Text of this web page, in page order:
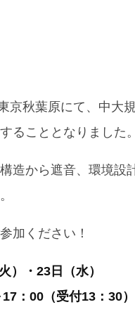
京秋葉原にて、中大
ることとなりました
造から遮音、環境設
加ください！
）・23日（水）
00（受付13：30）